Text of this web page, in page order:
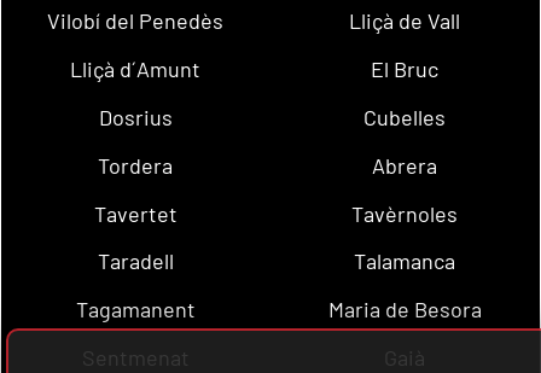
Vilobí del Penedès
Lliçà de Vall
Lliçà d´Amunt
El Bruc
Dosrius
Cubelles
Tordera
Abrera
Tavertet
Tavèrnoles
Taradell
Talamanca
Tagamanent
Maria de Besora
Sentmenat
Gaià